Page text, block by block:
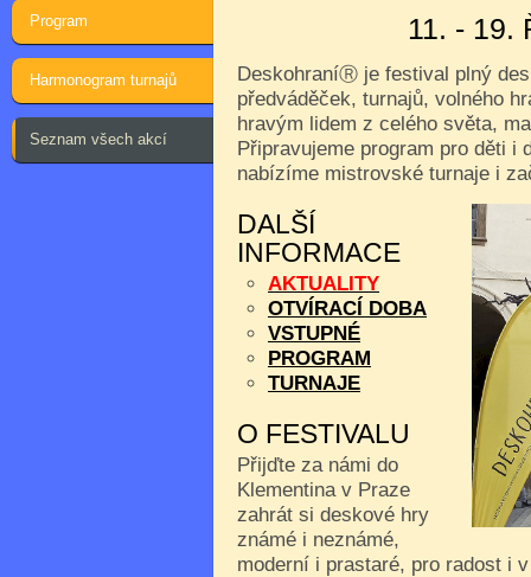
Program
Harmonogram turnajů
Seznam všech akcí
11. - 19.
DeskohraníⓇ je festival plný
předváděček, turnajů, volného
hravým lidem z celého světa,
Připravujeme program pro děti i
nabízíme mistrovské turnaje i
DALŠÍ
INFORMACE
AKTUALITY
OTVÍRACÍ DOBA
VSTUPNÉ
PROGRAM
TURNAJE
O FESTIVALU
Přijďte za námi do
Klementina v Praze
zahrát si deskové hry
známé i neznámé,
moderní i prastaré, pro radost i